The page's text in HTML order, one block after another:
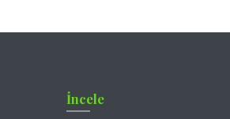
İncele